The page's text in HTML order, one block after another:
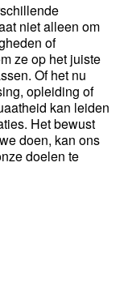
niet alleen om
of
ze op het juiste
Of het nu
opleiding of
kan leiden
Het bewust
doen, kan ons
doelen te